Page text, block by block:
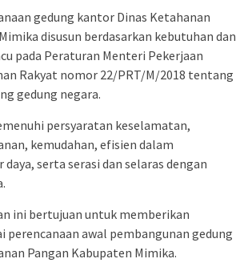
gedung kantor Dinas Ketahanan
disusun berdasarkan kebutuhan dan
pada Peraturan Menteri Pekerjaan
Rakyat nomor 22/PRT/M/2018 tentang
gedung negara.
persyaratan keselamatan,
kemudahan, efisien dalam
serta serasi dan selaras dengan
ini bertujuan untuk memberikan
perencanaan awal pembangunan gedung
Pangan Kabupaten Mimika.